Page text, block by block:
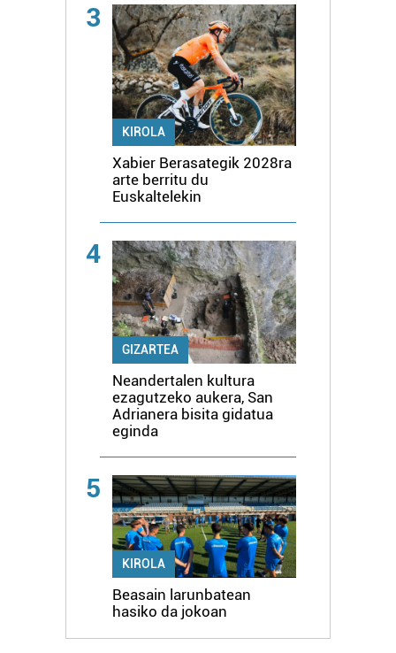
3
KIROLA
Xabier Berasategik 2028ra
arte berritu du
Euskaltelekin
4
GIZARTEA
Neandertalen kultura
ezagutzeko aukera, San
Adrianera bisita gidatua
eginda
5
KIROLA
Beasain larunbatean
hasiko da jokoan